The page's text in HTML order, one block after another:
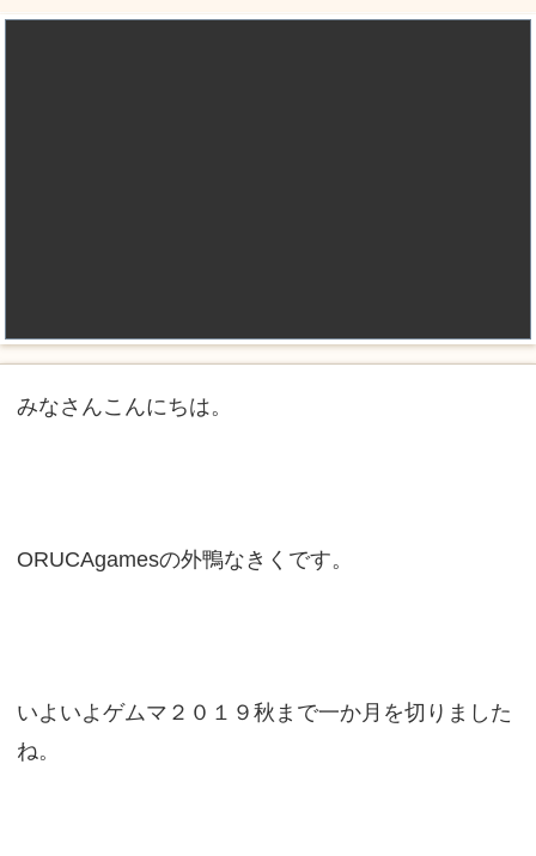
みなさんこんにちは。
ORUCAgamesの外鴨なきくです。
いよいよゲムマ２０１９秋まで一か月を切りました
ね。